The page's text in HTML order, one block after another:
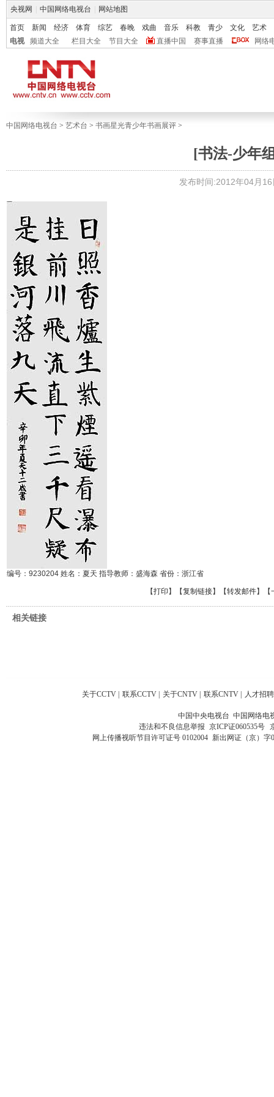
央视网 中国网络电视台 网站地图
首页 新闻 经济 体育 综艺 春晚 戏曲 音乐 科教 青少 文化
艺术
电视
频道大全 栏目大全 节目大全 直播中国 赛事直播 网络
中国网络电视台 > 艺术台 > 书画星光青少年书画展评 >
[书法-少年
发布时间:2012年04月
编号：9230204 姓名：夏天 指导教师：盛海森 省份：浙江省
【打印 】【复制链接】【转发邮件】
相关链接
关于CCTV 联系CCTV 关于CNTV 联系CNTV 人才招聘
中国中央电视台 中国网络电
违法和不良信息举报 京ICP证060535号
网上传播视听节目许可证号 0102004 新出网证（京）